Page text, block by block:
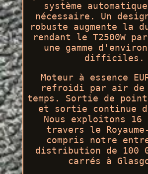
système
nécessaire. Un
robuste augmente la
rendant le T2500W
une gamme
difficiles.
Moteur à essence
refroidi par air de
temps. Sortie de
et sortie continue
Nous exploitons
travers le
compris notre
distribution de 100
carrés à